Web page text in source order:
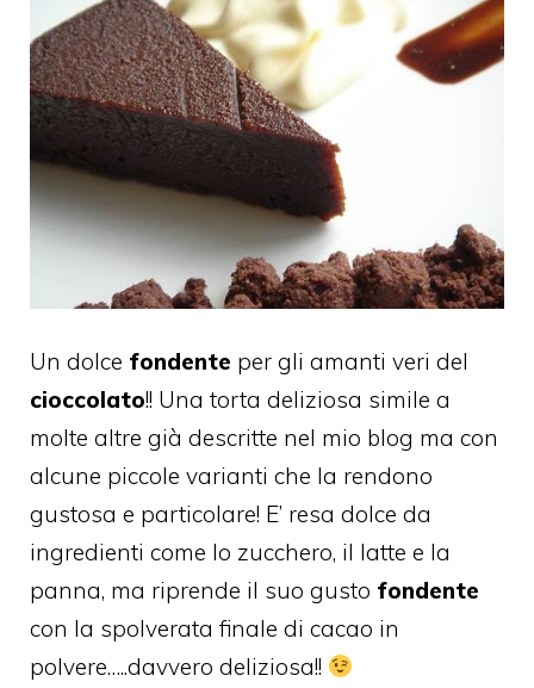
Un dolce fondente per gli amanti veri del
cioccolato!! Una torta deliziosa simile a
molte altre già descritte nel mio blog ma con
alcune piccole varianti che la rendono
gustosa e particolare! E’ resa dolce da
ingredienti come lo zucchero, il latte e la
panna, ma riprende il suo gusto fondente
con la spolverata finale di cacao in
polvere…..davvero deliziosa!!